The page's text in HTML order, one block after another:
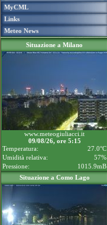
MyCML
Links
Meteo News
Situazione a Milano
www.meteogiuliacci.it
09/08/26, ore 5:15
Temperatura:
27.0°C
Umidità relativa:
57%
Pressione:
1015.9mB
Situazione a Como Lago